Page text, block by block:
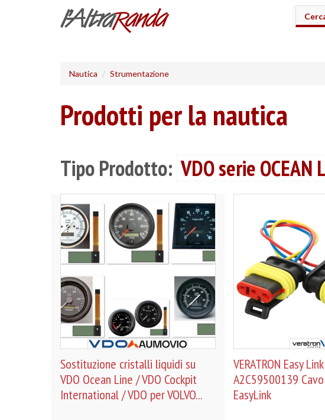
Nautica Strumentazione
Prodotti per la nautica
Tipo Prodotto: VDO serie OCEAN
Sostituzione cristalli liquidi su
VDO Ocean Line / VDO Cockpit
International / VDO per VOLVO...
VERATRON Easy
A2C59500139
EasyLink